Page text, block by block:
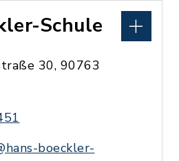
Schule
30, 90763
boeckler-